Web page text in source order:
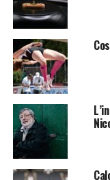
Genoa
di
Napoli
drastico
contagi.